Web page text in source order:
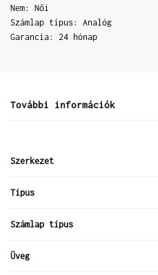
Nem: Női
Számlap típus: Analóg
Garancia: 24 hónap
További információk
Szerkezet
Típus
Számlap típus
Üveg